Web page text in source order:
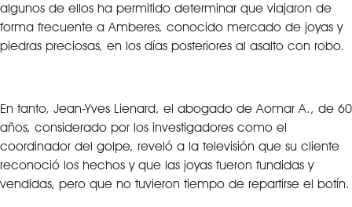
algunos de ellos ha permitido determinar que viajaron de
forma frecuente a Amberes, conocido mercado de joyas y
piedras preciosas, en los días posteriores al asalto con robo.
En tanto, Jean-Yves Lienard, el abogado de Aomar A., de 60
años, considerado por los investigadores como el
coordinador del golpe, reveló a la televisión que su cliente
reconoció los hechos y que las joyas fueron fundidas y
vendidas, pero que no tuvieron tiempo de repartirse el botín.